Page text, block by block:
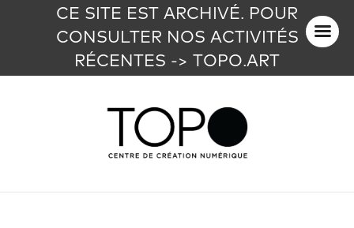
CE SITE EST ARCHIVÉ. POUR
CONSULTER NOS ACTIVITÉS
RÉCENTES -> TOPO.ART